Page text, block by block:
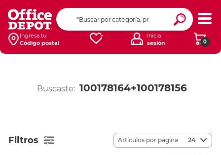
Ingresa tu
Código postal
0
Inicia
sesión
Buscaste: 100178164+100178156
Filtros Artículos por página 24